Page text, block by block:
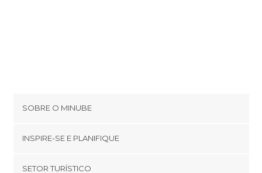
SOBRE O MINUBE
INSPIRE-SE E PLANIFIQUE
footer@item_discovertips_anchor
SETOR TURÍSTICO